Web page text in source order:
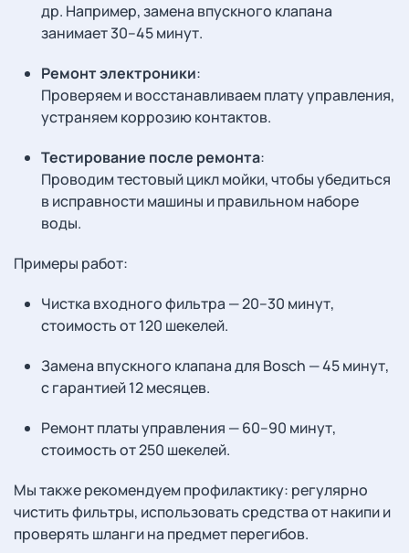
др. Например, замена впускного клапана
занимает 30–45 минут.
Ремонт электроники:
Проверяем и восстанавливаем плату управления,
устраняем коррозию контактов.
Тестирование после ремонта:
Проводим тестовый цикл мойки, чтобы убедиться
в исправности машины и правильном наборе
воды.
Примеры работ:
Чистка входного фильтра — 20–30 минут,
стоимость от 120 шекелей.
Замена впускного клапана для Bosch — 45 минут,
с гарантией 12 месяцев.
Ремонт платы управления — 60–90 минут,
стоимость от 250 шекелей.
Мы также рекомендуем профилактику: регулярно
чистить фильтры, использовать средства от накипи и
проверять шланги на предмет перегибов.